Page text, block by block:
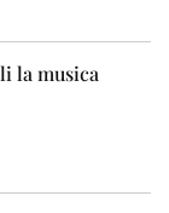
la musica